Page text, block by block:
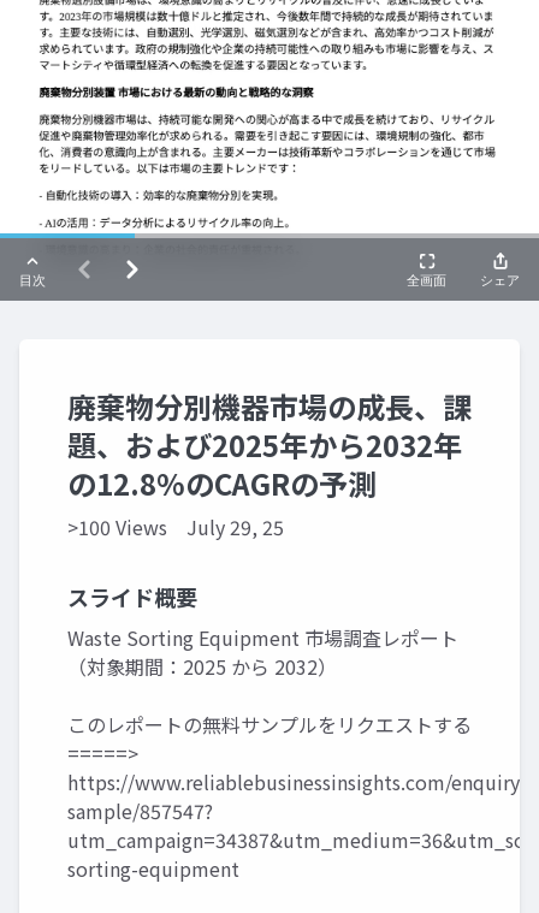
廃棄物分別機器市場の成長、課
題、および2025年から2032年
の12.8%のCAGRの予測
>100 Views July 29, 25
スライド概要
Waste Sorting Equipment 市場調査レポート
（対象期間：2025 から 2032）
このレポートの無料サンプルをリクエストする
=====>
https://www.reliablebusinessinsights.com/enquiry/
sample/857547?
sorting-equipment